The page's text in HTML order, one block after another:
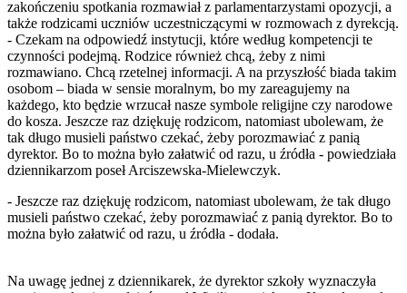
zakończeniu spotkania rozmawiał z parlamentarzystami opozycji, a
także rodzicami uczniów uczestniczącymi w rozmowach z dyrekcją.
- Czekam na odpowiedź instytucji, które według kompetencji te
czynności podejmą. Rodzice również chcą, żeby z nimi
rozmawiano. Chcą rzetelnej informacji. A na przyszłość biada takim
osobom – biada w sensie moralnym, bo my zareagujemy na
każdego, kto będzie wrzucał nasze symbole religijne czy narodowe
do kosza. Jeszcze raz dziękuję rodzicom, natomiast ubolewam, że
tak długo musieli państwo czekać, żeby porozmawiać z panią
dyrektor. Bo to można było załatwić od razu, u źródła - powiedziała
dziennikarzom poseł Arciszewska-Mielewczyk.
- Jeszcze raz dziękuję rodzicom, natomiast ubolewam, że tak długo
musieli państwo czekać, żeby porozmawiać z panią dyrektor. Bo to
można było załatwić od razu, u źródła - dodała.
Na uwagę jednej z dziennikarek, że dyrektor szkoły wyznaczyła